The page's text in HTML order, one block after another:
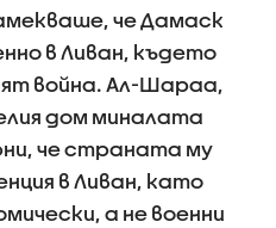
че Дамаск
в Ливан, където
война. Ал-Шараа,
дом миналата
че страната му
в Ливан, като
а не военни